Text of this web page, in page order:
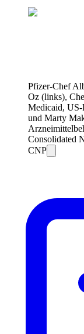
Pfizer-Chef
Oz (links),
Medicaid, US-
und Marty
Consolidated
CNP